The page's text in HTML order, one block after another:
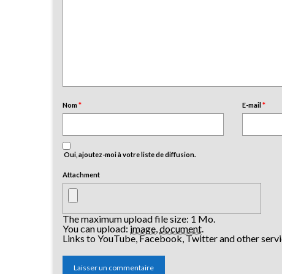
Nom* E-mail*
Oui, ajoutez-moi à votre liste de diffusion.
Attachment
The maximum upload file size: 1 Mo.
You can upload:image document
Links to YouTube, Facebook, Twitter and other